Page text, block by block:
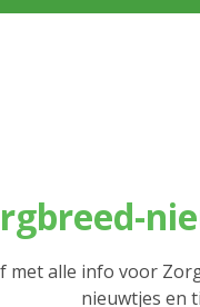
met alle info voor
nieuwtjes en